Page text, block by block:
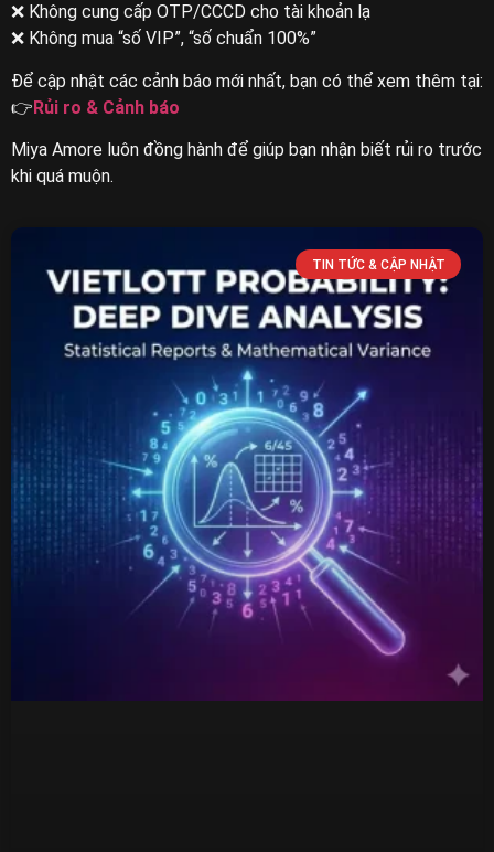
❌ Không cung cấp OTP/CCCD cho tài khoản lạ
❌ Không mua “số VIP”, “số chuẩn 100%”
Để cập nhật các cảnh báo mới nhất, bạn có thể xem thêm tại:
👉Rủi ro & Cảnh báo
Miya Amore luôn đồng hành để giúp bạn nhận biết rủi ro trước
khi quá muộn.
TIN TỨC & CẬP NHẬT